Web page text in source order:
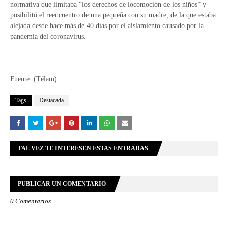
normativa que limitaba “los derechos de locomoción de los niños” y
posibilitó el reencuentro de una pequeña con su madre, de la que estaba
alejada desde hace más de 40 días por el aislamiento causado por la
pandemia del coronavirus.
Fuente: (Télam)
Tags Destacada
TAL VEZ TE INTERESEN ESTAS ENTRADAS
PUBLICAR UN COMENTARIO
0 Comentarios